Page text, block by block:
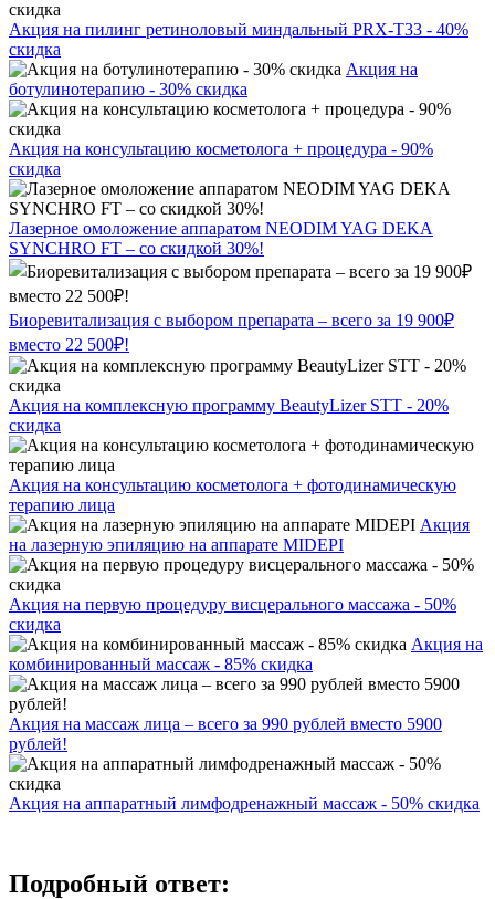
Акция на пилинг ретиноловый миндальный PRX-T33 - 40%
скидка
Акция на
ботулинотерапию - 30% скидка
Акция на консультацию косметолога + процедура - 90%
скидка
Лазерное омоложение аппаратом NEODIM YAG DEKA
SYNCHRO FT – со скидкой 30%!
Биоревитализация с выбором препарата – всего за 19 900₽
вместо 22 500₽!
Акция на комплексную программу BeautyLizer STT - 20%
скидка
Акция на консультацию косметолога + фотодинамическую
терапию лица
Акция
на лазерную эпиляцию на аппарате MIDEPI
Акция на первую процедуру висцерального массажа - 50%
скидка
Акция на
комбинированный массаж - 85% скидка
Акция на массаж лица – всего за 990 рублей вместо 5900
рублей!
Акция на аппаратный лимфодренажный массаж - 50% скидка
Подробный ответ: